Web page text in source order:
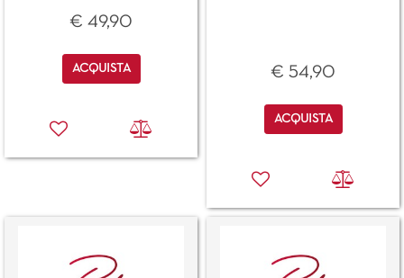
€ 49,90
Quantità
ACQUISTA € 54,90
Quantità
ACQUISTA